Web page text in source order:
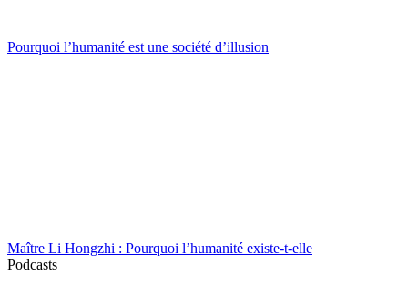
Pourquoi l’humanité est une société d’illusion
Maître Li Hongzhi : Pourquoi l’humanité existe-t-elle
Podcasts